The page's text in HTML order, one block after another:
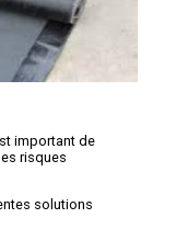
important de
risques
solutions